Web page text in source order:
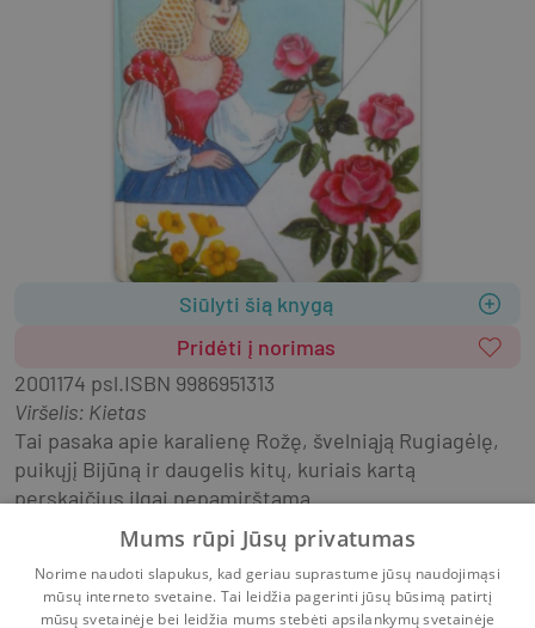
Siūlyti šią knygą
Pridėti į norimas
2001174 psl.ISBN 9986951313
Viršelis: Kietas
Tai pasaka apie karalienę Rožę, švelniąją Rugiagėlę,
puikųjį Bijūną ir daugelis kitų, kuriais kartą
perskaičius ilgai nepamirštama.
Lietuvių pasakos
Literatūra vaikams
Literatūra vaikams ir paaugliams
Pasakos
Patikrinta
Mums rūpi Jūsų privatumas
Norime naudoti slapukus, kad geriau suprastume jūsų naudojimąsi
mūsų interneto svetaine. Tai leidžia pagerinti jūsų būsimą patirtį
mūsų svetainėje bei leidžia mums stebėti apsilankymų svetainėje